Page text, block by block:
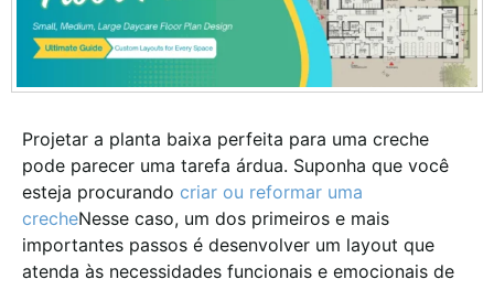
Projetar a planta baixa perfeita para uma creche
pode parecer uma tarefa árdua. Suponha que você
esteja procurando criar ou reformar uma
crecheNesse caso, um dos primeiros e mais
importantes passos é desenvolver um layout que
atenda às necessidades funcionais e emocionais de